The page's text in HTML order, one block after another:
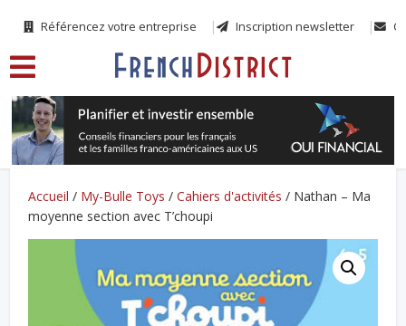
Référencez votre entreprise Inscription newsletter
Accueil / My-Bulle Toys /Cahiers d'activités / Nathan – Ma
moyenne section avec T’choupi